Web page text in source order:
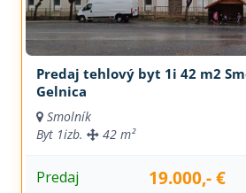
Predaj tehlový byt 1i 42 m2
Gelnica
Smolník
Byt 1izb. 42 m²
Predaj 19.000,- €